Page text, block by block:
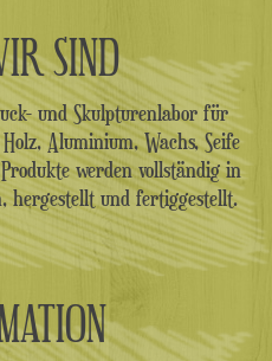
SIND
und Skulpturenlabor für
Aluminium, Wachs, Seife
werden vollständig in
hergestellt und fertiggestellt.